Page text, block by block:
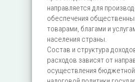
направляется для
обеспечения
товарами, благами и
населения страны.
Состав и структура
расходов зависят от
осуществления